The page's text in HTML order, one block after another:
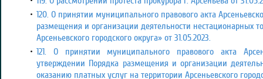
120. О принятии муниципального правового акта
размещения и организации деятельности нестационарных
Арсеньевского городского округа» от 31.05.2023.
121. О принятии муниципального правового акта
утверждении Порядка размещения и организации
оказанию платных услуг на территории Арсеньевского